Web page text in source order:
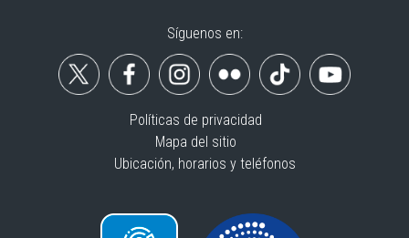
Síguenos en:
Políticas de privacidad
Mapa del sitio
Ubicación, horarios y teléfonos